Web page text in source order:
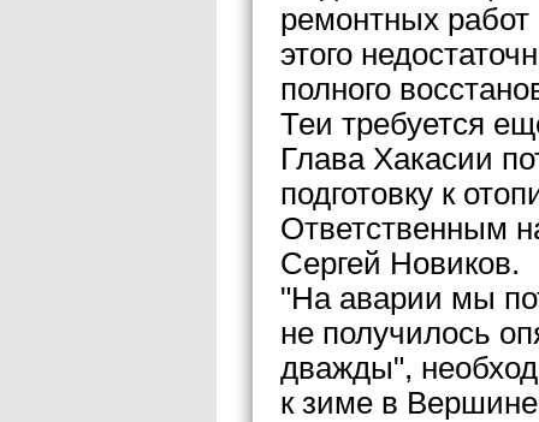
ремонтных
этого
полного
Теи требуется
Глава Хакасии
подготовку к
Ответственным
Сергей Новиков.
"На аварии мы
не получилось
дважды",
к зиме в